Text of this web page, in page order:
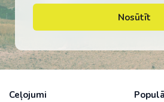
Nosūtīt
Ceļojumi